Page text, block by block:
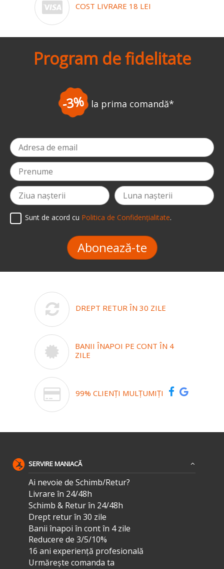
COST LIVRARE 18 LEI
Program de fidelitate
-3% la prima comandă*
Sunt de acord cu Politica de Confidențialitate.
Abonează-te
DREPT RETUR ÎN 30 ZILE
BANII ÎNAPOI PE CONT ÎN 4
ZILE
99% CLIENȚI MULȚUMIȚI
SERVIRE MANIACĂ
Ai nevoie de Schimb/Retur?
Livrare în 24/48h
Schimb & Retur în 24/48h
Drept retur în 30 zile
Banii înapoi în cont în 4 zile
Reducere de 3/5/10%
16 ani experiență profesională
Urmărește comanda ta